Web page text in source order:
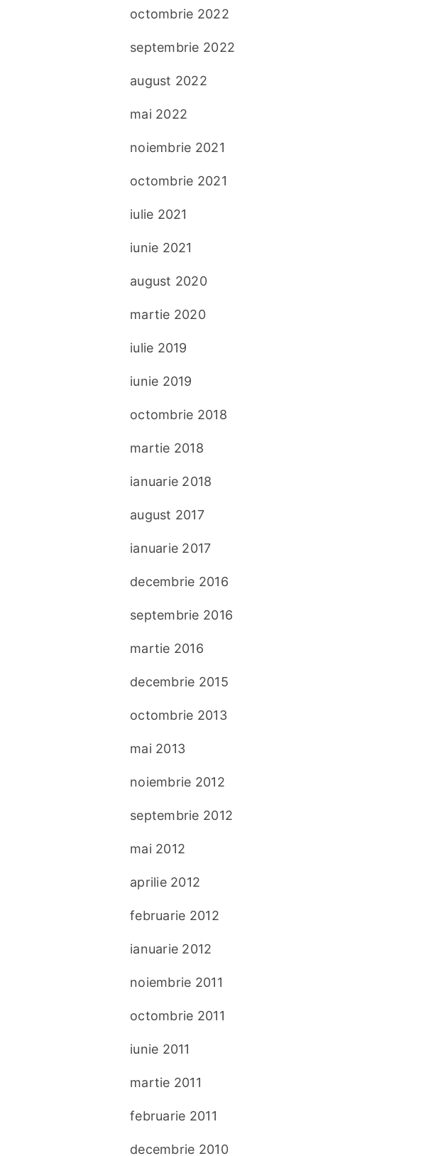
octombrie 2022
septembrie 2022
august 2022
mai 2022
noiembrie 2021
octombrie 2021
iulie 2021
iunie 2021
august 2020
martie 2020
iulie 2019
iunie 2019
octombrie 2018
martie 2018
ianuarie 2018
august 2017
ianuarie 2017
decembrie 2016
septembrie 2016
martie 2016
decembrie 2015
octombrie 2013
mai 2013
noiembrie 2012
septembrie 2012
mai 2012
aprilie 2012
februarie 2012
ianuarie 2012
noiembrie 2011
octombrie 2011
iunie 2011
martie 2011
februarie 2011
decembrie 2010